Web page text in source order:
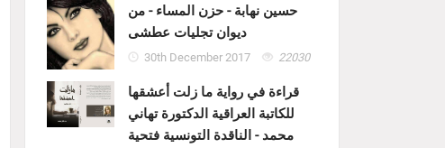
حسين نهابة - حزن المساء - من
ديوان تجليات عطشى
30th December 2017 22030
قراءة في رواية ما زلت أعشقها
للكاتبة العراقية الدكتورة تهاني
محمد - الناقدة التونسية فتحية